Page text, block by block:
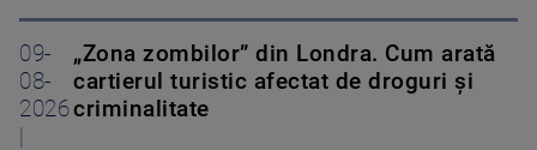
09-
08-
2026
„Zona zombilor” din Londra. Cum arată
cartierul turistic afectat de droguri și
criminalitate